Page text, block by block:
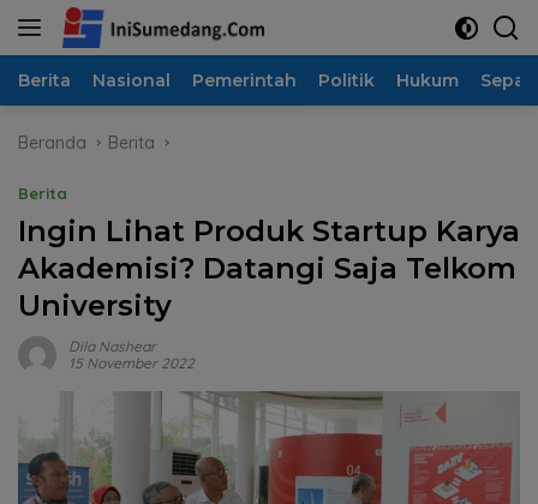
Langsung
Berita Nasional Pemerintah Politik Hukum
Beranda Berita
Berita
Ingin Lihat Produk Startup Karya
Akademisi? Datangi Saja Telkom
University
Dila Nashear
15 November 2022